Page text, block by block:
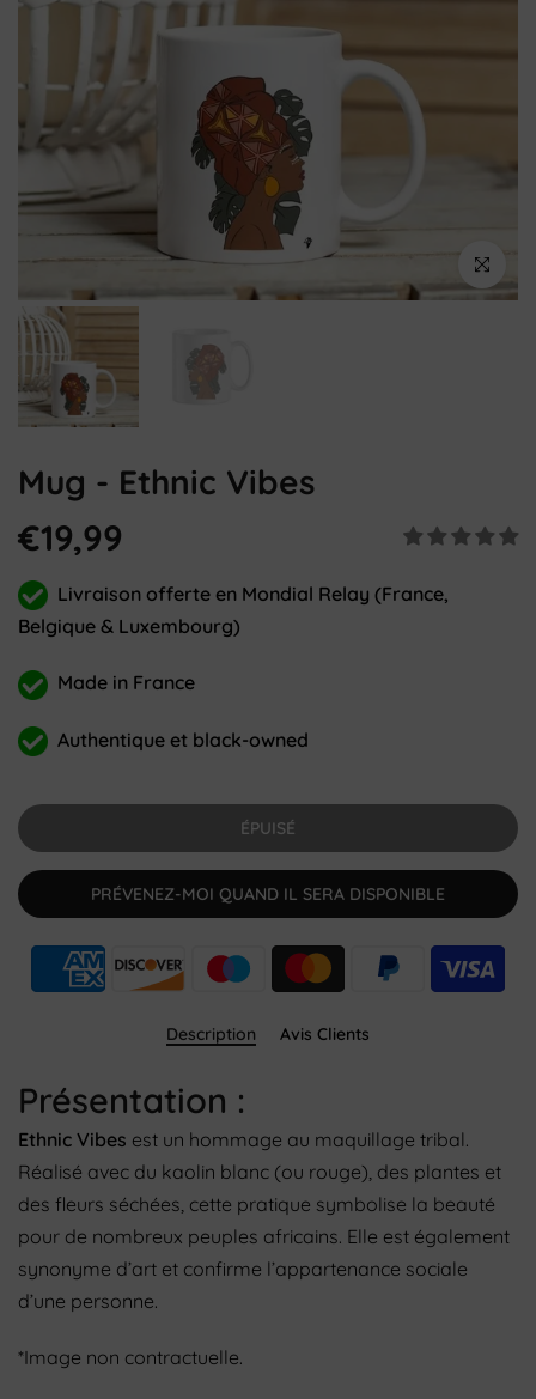
Cliquez
Mug - Ethnic Vibes
€19,99
Livraison offerte en Mondial Relay (France,
Belgique & Luxembourg)
Made in France
Authentique et black-owned
ÉPUISÉ
PRÉVENEZ-MOI QUAND IL SERA DISPONIBLE
Description Avis Clients
Présentation :
Ethnic Vibes est un hommage au maquillage tribal.
Réalisé avec du kaolin blanc (ou rouge), des plantes et
des fleurs séchées, cette pratique symbolise la beauté
pour de nombreux peuples africains. Elle est également
synonyme d’art et confirme l’appartenance sociale
d’une personne.
*Image non contractuelle.